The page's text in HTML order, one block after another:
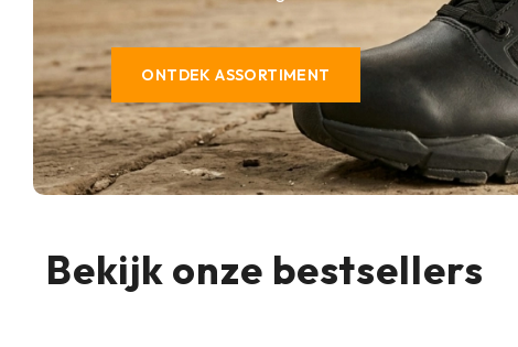
ONTDEK ASSORTIMENT
Bekijk onze bestsellers